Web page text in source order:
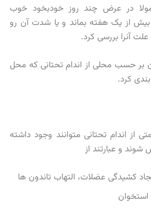
در عرض چند روز خودبخود خوب
از یک هفته بماند و یا شدت آن رو
آنرا بررسی کرد.
بر حسب محلی از اندام تحتانی که محل
کرد.
از اندام تحتانی متوانند وجود داشته
و عبارتند از
کشیدگی عضلات، التهاب تاندون ها